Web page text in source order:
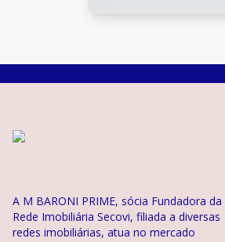
A M BARONI PRIME, sócia Fundadora da
Rede Imobiliária Secovi, filiada a diversas
redes imobiliárias, atua no mercado